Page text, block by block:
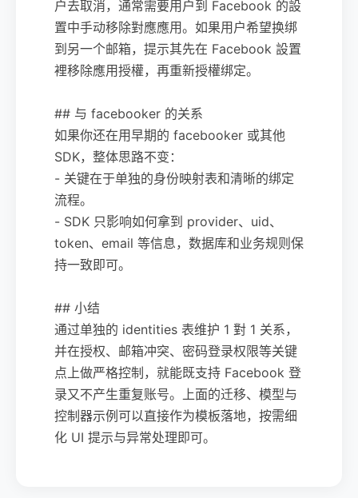
户去取消，通常需要用户到 Facebook 的設
置中手动移除對應應用。如果用户希望换绑
到另一个邮箱，提示其先在 Facebook 設置
裡移除應用授權，再重新授權绑定。
## 与 facebooker 的关系
如果你还在用早期的 facebooker 或其他
SDK，整体思路不变：
- 关键在于单独的身份映射表和清晰的绑定
流程。
- SDK 只影响如何拿到 provider、uid、
token、email 等信息，数据库和业务规则保
持一致即可。
## 小结
通过单独的 identities 表维护 1 對 1 关系，
并在授权、邮箱冲突、密码登录权限等关键
点上做严格控制，就能既支持 Facebook 登
录又不产生重复账号。上面的迁移、模型与
控制器示例可以直接作为模板落地，按需细
化 UI 提示与异常处理即可。